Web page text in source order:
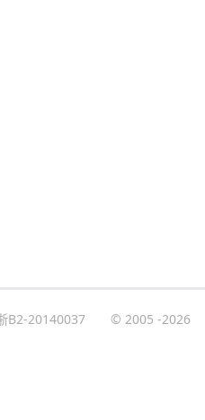
B2-20140037 © 2005 -2026